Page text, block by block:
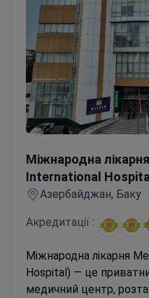
Міжнародна
International
Азербайджан, Баку
Акредитації :
Міжнародна лікарня
Hospital) — це
медичний центр,